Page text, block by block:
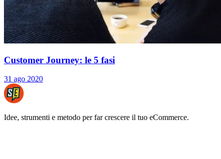
Customer Journey: le 5 fasi
31 ago 2020
Idee, strumenti e metodo per far crescere il tuo eCommerce.